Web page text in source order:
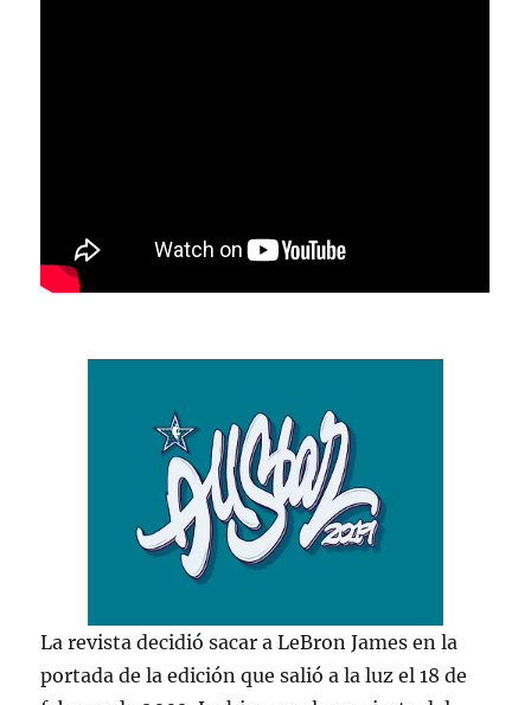
La revista decidió sacar a LeBron James en la
portada de la edición que salió a la luz el 18 de